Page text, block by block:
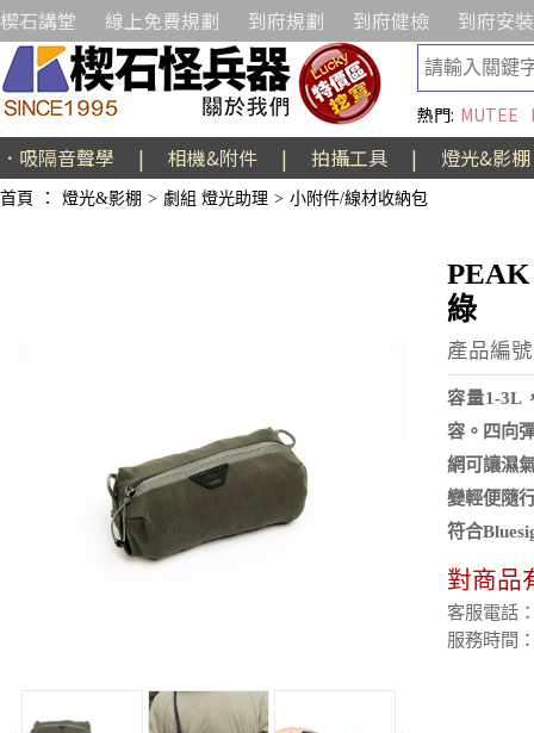
楔石講堂 線上免費規劃 到府規劃 到府健檢 到府安裝
熱門: MUTEE
．吸隔音聲學 | 相機&附件 | 拍攝工具 | 燈光&影棚
首頁 ： 燈光&影棚 > 劇組 燈光助理 > 小附件/線材收納包
PEAK
綠
產品編
容量1-3L
容。四向
網可讓濕
變輕便隨
符合
對商品
客服電話
服務時間